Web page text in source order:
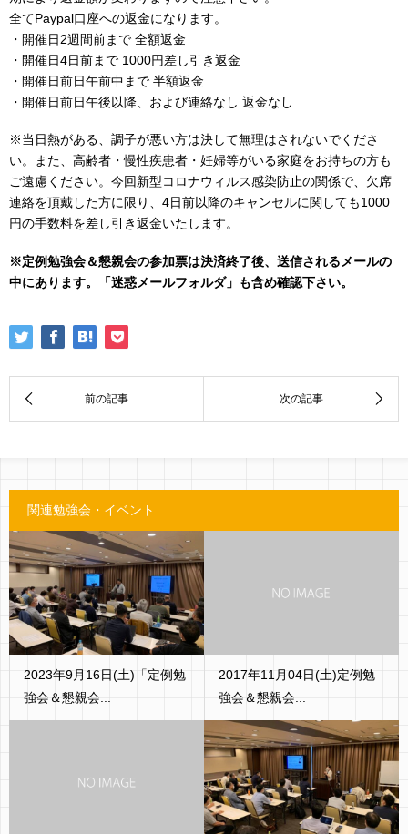
全てPaypal口座への返金になります。
・開催日2週間前まで 全額返金
・開催日4日前まで 1000円差し引き返金
・開催日前日午前中まで 半額返金
・開催日前日午後以降、および連絡なし 返金なし
※当日熱がある、調子が悪い方は決して無理はされないでくださ
い。また、高齢者・慢性疾患者・妊婦等がいる家庭をお持ちの方も
ご遠慮ください。今回新型コロナウィルス感染防止の関係で、欠席
連絡を頂戴した方に限り、4日前以降のキャンセルに関しても1000
円の手数料を差し引き返金いたします。
※定例勉強会＆懇親会の参加票は決済終了後、送信されるメールの
中にあります。「迷惑メールフォルダ」も含め確認下さい。
関連勉強会・イベント
2023年9月16日(土)「定例勉
強会＆懇親会...
2017年11月04日(土)定例勉
強会＆懇親会...